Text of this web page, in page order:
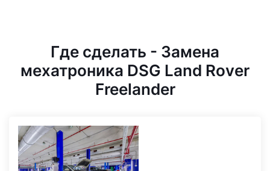
Где сделать - Замена
мехатроника DSG Land Rover
Freelander